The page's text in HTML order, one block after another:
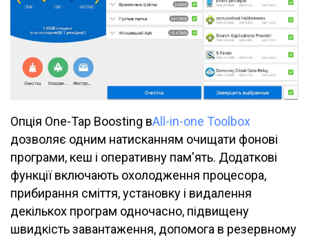
Опція One-Tap Boosting вAll-in-one Toolbox
дозволяє одним натисканням очищати фонові
програми, кеш і оперативну пам'ять. Додаткові
функції включають охолодження процесора,
прибирання сміття, установку і видалення
декількох програм одночасно, підвищену
швидкість завантаження, допомога в резервному